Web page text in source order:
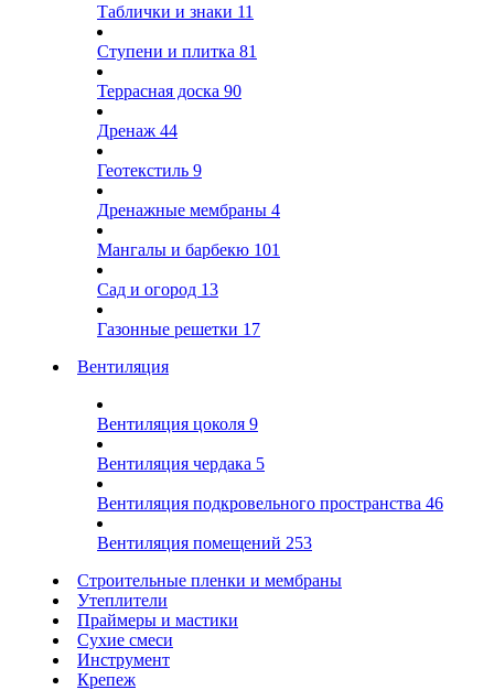
Таблички и знаки 11
Ступени и плитка 81
Террасная доска 90
Дренаж 44
Геотекстиль 9
Дренажные мембраны 4
Мангалы и барбекю 101
Сад и огород 13
Газонные решетки 17
Вентиляция
Вентиляция цоколя 9
Вентиляция чердака 5
Вентиляция подкровельного пространства 46
Вентиляция помещений 253
Строительные пленки и мембраны
Утеплители
Праймеры и мастики
Сухие смеси
Инструмент
Крепеж